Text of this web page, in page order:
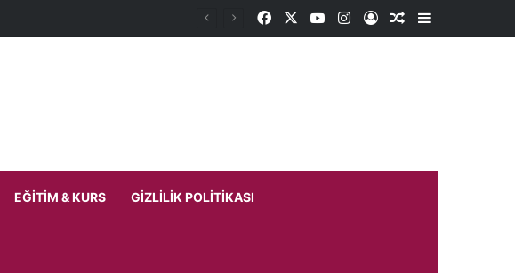
FacebookYouTubeInstagram
Kayıt OlRastgele Makale
Kenar
EĞITIM & KURS GIZLILIK POLITIKASI